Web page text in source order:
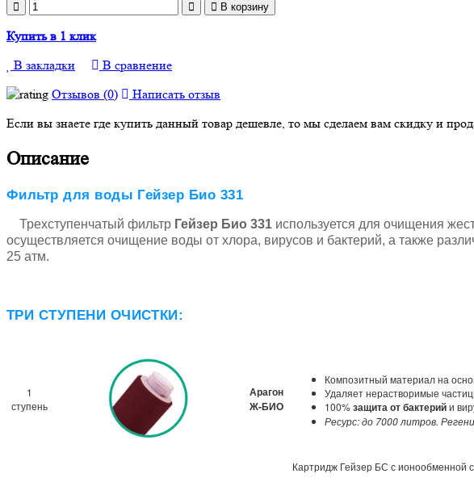
В корзину
Купить в 1 клик
В закладки
В сравнение
Отзывов (0)
Написать отзыв
Если вы знаете где купить данный товар дешевле, то мы сделаем вам скидку и
Описание
Фильтр для воды Гейзер Био 331
Трехступенчатый фильтр Гейзер Био 331 используется для очищения
осуществляется очищение воды от хлора, вирусов и бактерий, а также
25 атм.
ТРИ СТУПЕНИ ОЧИСТКИ:
1
ступень
Арагон
Ж-БИО
Композитный материал на
Удаляет нерастворимые
100%защита от бактерийи
Ресурс: до 7000 литров.
Картридж Гейзер БС с ионообменной